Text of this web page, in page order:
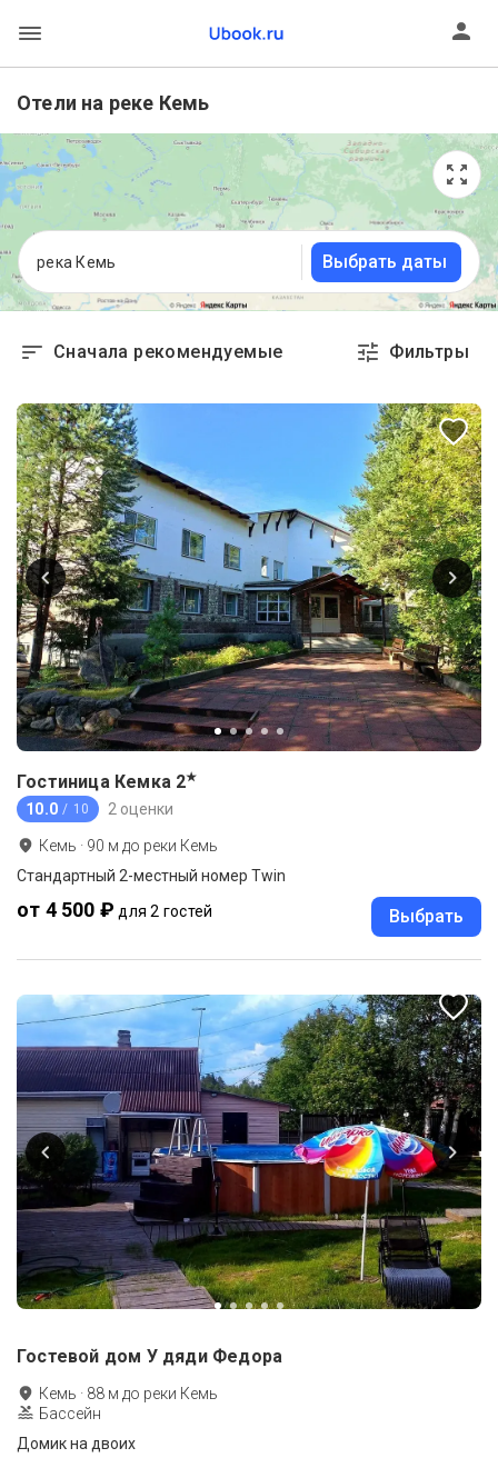
Отели на реке Кемь
река Кемь Выбрать даты
Сначала рекомендуемые Фильтры
Гостиница Кемка 2★
10.0 / 10 2 оценки
Кемь · 90 м до реки Кемь
Стандартный 2-местный номер Twin
от 4 500 ₽ для 2 гостей Выбрать
Гостевой дом У дяди Федора
Кемь · 88 м до реки Кемь
Бассейн
Домик на двоих